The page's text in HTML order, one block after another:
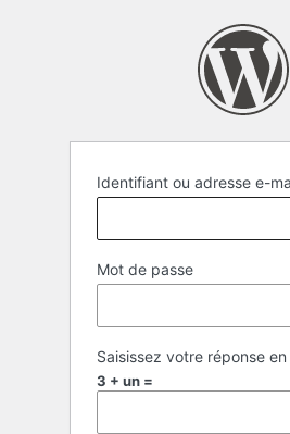
Identifiant ou adresse e-
Mot de passe
Saisissez votre réponse
3 + un =